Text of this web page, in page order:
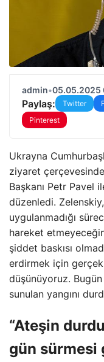
admin•05.05.2025
Paylaş: Twitter
Pinterest
Ukrayna
ziyaret
Başkanı Petr Pavel
düzenledi.
uygulanmadığı
hareket
şiddet baskısı
erdirmek için gerçek
düşünüyoruz.
sunulan yangını
“Ateşin
gün sürmesi